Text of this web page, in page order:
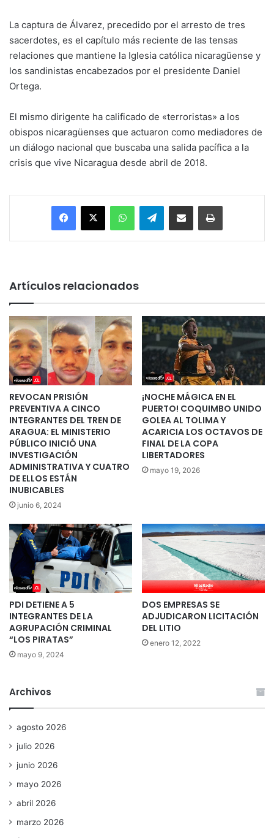
La captura de Álvarez, precedido por el arresto de tres
sacerdotes, es el capítulo más reciente de las tensas
relaciones que mantiene la Iglesia católica nicaragüense y
los sandinistas encabezados por el presidente Daniel
Ortega.
El mismo dirigente ha calificado de «terroristas» a los
obispos nicaragüenses que actuaron como mediadores de
un diálogo nacional que buscaba una salida pacífica a la
crisis que vive Nicaragua desde abril de 2018.
Facebook
X WhatsAppTelegramEnviar vía email Imprimir
Artículos relacionados
REVOCAN PRISIÓN
PREVENTIVA A CINCO
INTEGRANTES DEL TREN DE
ARAGUA: EL MINISTERIO
PÚBLICO INICIÓ UNA
INVESTIGACIÓN
ADMINISTRATIVA Y CUATRO
DE ELLOS ESTÁN
INUBICABLES
junio 6, 2024
¡NOCHE MÁGICA EN EL
PUERTO! COQUIMBO UNIDO
GOLEA AL TOLIMA Y
ACARICIA LOS OCTAVOS DE
FINAL DE LA COPA
LIBERTADORES
mayo 19, 2026
PDI DETIENE A 5
INTEGRANTES DE LA
AGRUPACIÓN CRIMINAL
“LOS PIRATAS”
mayo 9, 2024
DOS EMPRESAS SE
ADJUDICARON LICITACIÓN
DEL LITIO
enero 12, 2022
Archivos
agosto 2026
julio 2026
junio 2026
mayo 2026
abril 2026
marzo 2026